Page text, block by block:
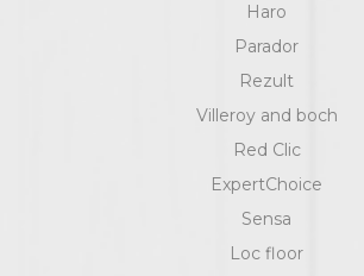
Haro
Parador
Rezult
Villeroy and boch
Red Clic
ExpertChoice
Sensa
Loc floor